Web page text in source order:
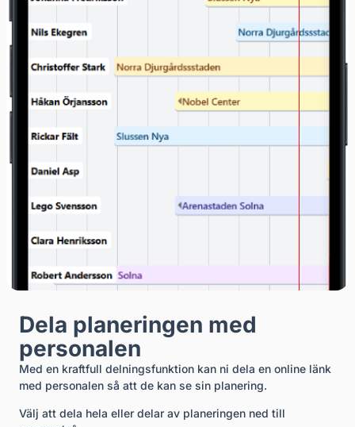
Dela planeringen med
personalen
Med en kraftfull delningsfunktion kan ni dela en online länk
med personalen så att de kan se sin planering.
Välj att dela hela eller delar av planeringen ned till